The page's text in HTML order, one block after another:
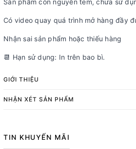
Có video quay quá trình mở hàng đầy
Nhận sai sản phẩm hoặc thiếu hàng
📆 Hạn sử dụng: In trên bao bì.
GIỚI THIỆU
NHẬN XÉT SẢN PHẨM
TIN KHUYẾN MÃI